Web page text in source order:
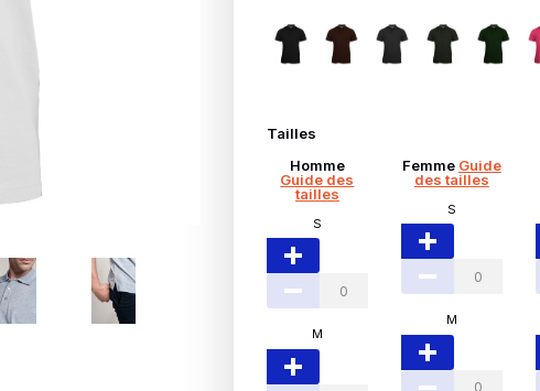
Tailles
Homme
Guide des
tailles
S
M
Femme Guide
des tailles
S
M